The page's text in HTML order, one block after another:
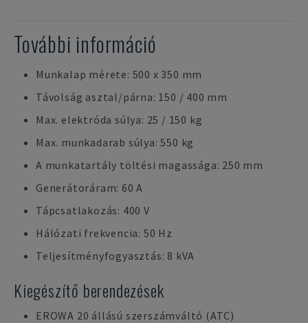
További információ
Munkalap mérete: 500 x 350 mm
Távolság asztal/párna: 150 / 400 mm
Max. elektróda súlya: 25 / 150 kg
Max. munkadarab súlya: 550 kg
A munkatartály töltési magassága: 250 mm
Generátoráram: 60 A
Tápcsatlakozás: 400 V
Hálózati frekvencia: 50 Hz
Teljesítményfogyasztás: 8 kVA
Kiegészítő berendezések
EROWA 20 állású szerszámváltó (ATC)